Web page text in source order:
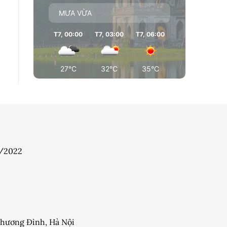
MƯA VỪA
T7, 00:00
27°C
T7, 03:00
32°C
T7, 06:00
35°C
2022
Đình, Hà Nội